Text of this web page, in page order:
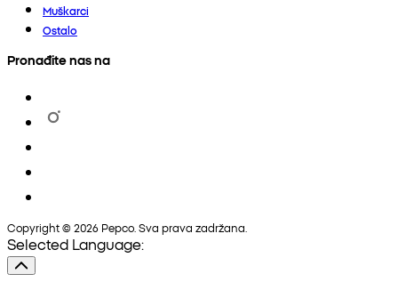
Muškarci
Ostalo
Pronađite nas na
Copyright © 2026 Pepco. Sva prava zadržana.
Selected Language: